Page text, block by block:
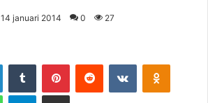
14 januari 2014 0 27
Tumblr Pinterest Reddit VKontakte Odnoklassniki
Telegram Deel via E-mail